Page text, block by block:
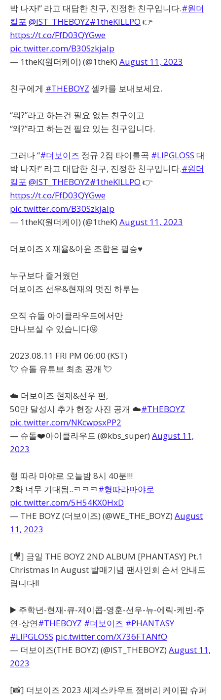
박 나자!” 라고 대답한 친구, 진정한 친구입니다.#원더
킬포 @IST_THEBOYZ#1theKILLPO 👉
https://t.co/FfD03QYGwe
pic.twitter.com/B30SzkjaIp
— 1theK(원더케이) (@1theK) August 11, 2023
친구에게 #THEBOYZ 셀카를 보내보세요.
“뭐?”라고 하는건 필요 없는 친구이고
“왜?”라고 하는건 필요 있는 친구입니다.
그러나 “#더보이즈 정규 2집 타이틀곡 #LIPGLOSS 대
박 나자!” 라고 대답한 친구, 진정한 친구입니다.#원더
킬포 @IST_THEBOYZ#1theKILLPO 👉
https://t.co/FfD03QYGwe
pic.twitter.com/B30SzkjaIp
— 1theK(원더케이) (@1theK) August 11, 2023
더보이즈 X 재율&아윤 조합은 필승♥️
누구보다 즐거웠던
더보이즈 선우&현재의 멋진 하루는
오직 슈돌 아이클라우드에서만
만나보실 수 있습니다😝
2023.08.11 FRI PM 06:00 (KST)
💘 슈돌 유튜브 최초 공개 💘
☁️ 더보이즈 현재&선우 편,
50만 달성시 추가 현장 사진 공개 ☁️#THEBOYZ
pic.twitter.com/NKcwpsxPP2
— 슈돌❤️아이클라우드 (@kbs_super) August 11,
2023
형 따라 마야로 오늘밤 8시 40분!!!
2화 너무 기대됨..ㅋㅋㅋ#형따라마야로
pic.twitter.com/5H54KX0HxD
— THE BOYZ (더보이즈) (@WE_THE_BOYZ) August
11, 2023
[🎥] 금일 THE BOYZ 2ND ALBUM [PHANTASY] Pt.1
Christmas In August 발매기념 팬사인회 순서 안내드
립니다‼️
▶️ 주학년-현재-큐-제이콥-영훈-선우-뉴-에릭-케빈-주
연-상연#THEBOYZ #더보이즈 #PHANTASY
#LIPGLOSS pic.twitter.com/X736FTANfO
— 더보이즈(THE BOYZ) (@IST_THEBOYZ) August 11,
2023
[📸] 더보이즈 2023 세계스카우트 잼버리 케이팝 슈퍼